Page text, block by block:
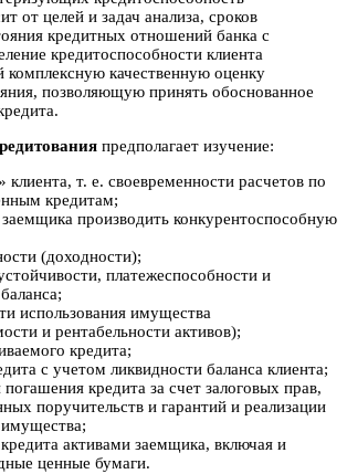
от целей и задач анализа, сроков
кредитных отношений банка с
кредитоспособности клиента
комплексную качественную оценку
позволяющую принять обоснованное
предполагает изучение:
клиента, т. е. своевременности расчетов по
кредитам;
производить конкурентоспособную
(доходности);
платежеспособности и
использования имущества
и рентабельности активов);
кредита;
с учетом ликвидности баланса клиента;
кредита за счет залоговых прав,
поручительств и гарантий и реализации
активами заемщика, включая и
ценные бумаги.